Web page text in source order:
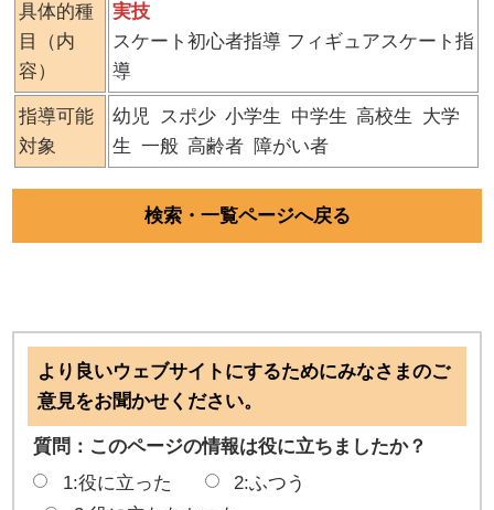
具体的種
目（内
容）
実技
スケート初心者指導 フィギュアスケート指
導
指導可能
対象
幼児 スポ少 小学生 中学生 高校生 大学
生 一般 高齢者 障がい者
検索・一覧ページへ戻る
より良いウェブサイトにするためにみなさまのご
意見をお聞かせください。
質問：このページの情報は役に立ちましたか？
1:役に立った
2:ふつう